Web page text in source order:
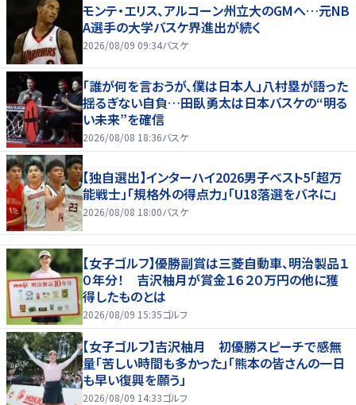
モンテ・エリス、アルコーン州立大のGMへ…元NB
A選手の大学バスケ界進出が続く
2026/08/09 09:34バスケ
「誰が何を言おうが、僕は日本人」八村塁が語った
揺るぎない自負…田臥勇太は日本バスケの“明る
い未来”を確信
2026/08/08 18:36バスケ
【独自選出】インターハイ2026男子ベスト5「超万
能戦士」「規格外の得点力」「U18落選をバネに」
2026/08/08 18:00バスケ
【女子ゴルフ】優勝副賞は三菱自動車、明治製品１
０年分！ 吉沢柚月が賞金１６２０万円の他に獲
得したものとは
2026/08/09 15:35ゴルフ
【女子ゴルフ】吉沢柚月 初優勝スピーチで感無
量「苦しい時間も多かった」「熊本の皆さんの一日
も早い復興を願う」
2026/08/09 14:33ゴルフ